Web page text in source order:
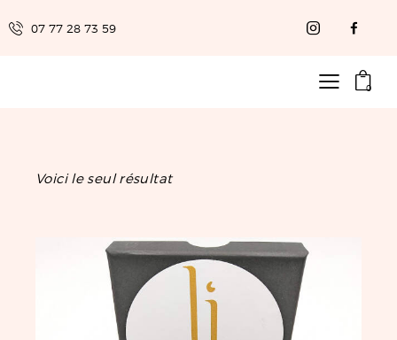
07 77 28 73 59
0
Voici le seul résultat